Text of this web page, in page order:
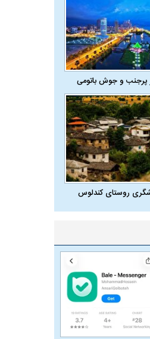
و جوش باتومی
روستای کندلوس